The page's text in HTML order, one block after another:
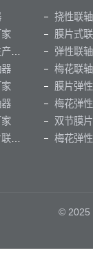
膜片式
弹性联
膜片弹
梅花弹
© 2025